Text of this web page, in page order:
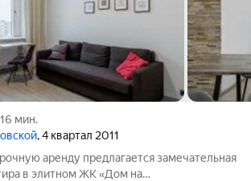
16 мин.
, 4 квартал 2011
аренду предлагается замечательная
в элитном ЖК «Дом на